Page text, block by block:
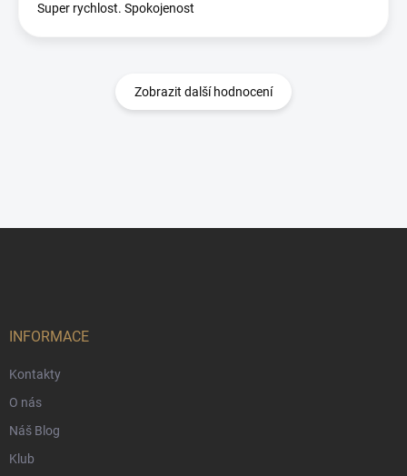
Super rychlost. Spokojenost
Zobrazit další hodnocení
INFORMACE
Kontakty
O nás
Náš Blog
Klub